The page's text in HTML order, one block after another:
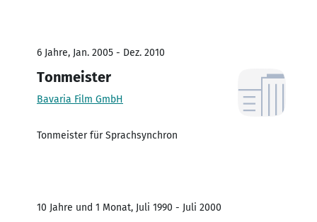
6 Jahre, Jan. 2005 - Dez. 2010
Tonmeister
Bavaria Film GmbH
Tonmeister für Sprachsynchron
10 Jahre und 1 Monat, Juli 1990 - Juli 2000